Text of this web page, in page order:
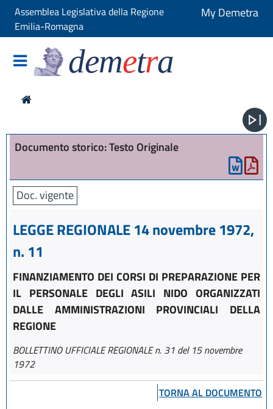
Assemblea Legislativa della Regione
Emilia-Romagna
My Demetra
demetra
Documento storico: Testo Originale
Doc. vigente
LEGGE REGIONALE 14 novembre 1972,
n. 11
FINANZIAMENTO DEI CORSI DI PREPARAZIONE PER
IL PERSONALE DEGLI ASILI NIDO ORGANIZZATI
DALLE AMMINISTRAZIONI PROVINCIALI DELLA
REGIONE
BOLLETTINO UFFICIALE REGIONALE n. 31 del 15 novembre
1972
TORNA AL DOCUMENTO